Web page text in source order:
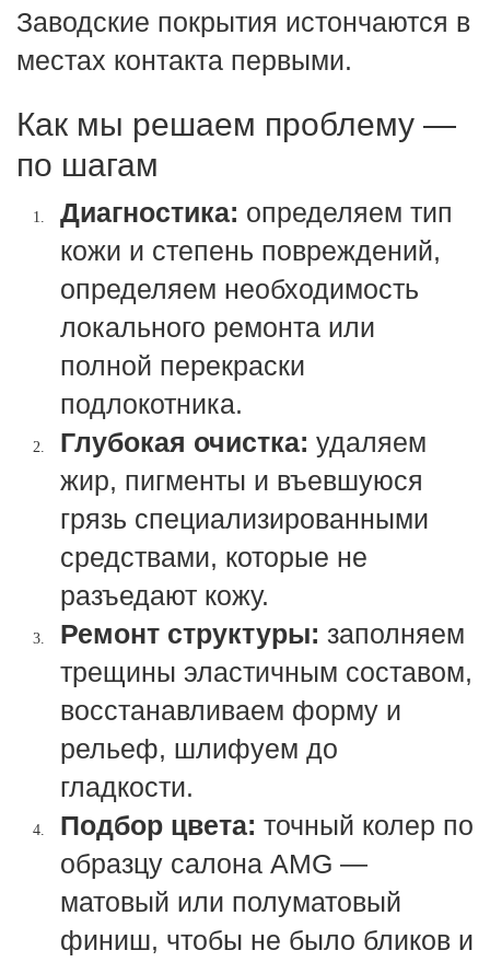
Заводские покрытия истончаются в
местах контакта первыми.
Как мы решаем проблему —
по шагам
Диагностика: определяем тип
кожи и степень повреждений,
определяем необходимость
локального ремонта или
полной перекраски
подлокотника.
Глубокая очистка: удаляем
жир, пигменты и въевшуюся
грязь специализированными
средствами, которые не
разъедают кожу.
Ремонт структуры: заполняем
трещины эластичным составом,
восстанавливаем форму и
рельеф, шлифуем до
гладкости.
Подбор цвета: точный колер по
образцу салона AMG —
матовый или полуматовый
финиш, чтобы не было бликов и